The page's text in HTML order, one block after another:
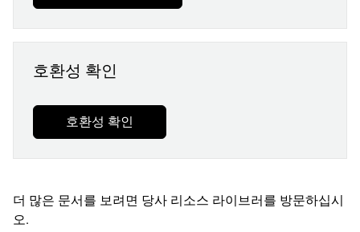
호환성 확인
호환성 확인
더 많은 문서를 보려면 당사 리소스 라이브러를 방문하십시
오.